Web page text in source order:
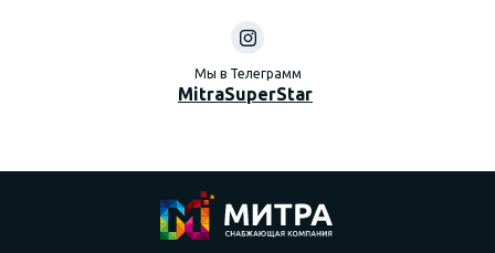
Мы в Телеграмм
MitraSuperStar